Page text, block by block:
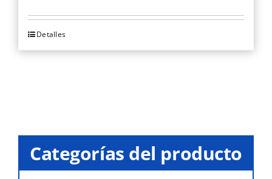
Detalles
Categorías del producto